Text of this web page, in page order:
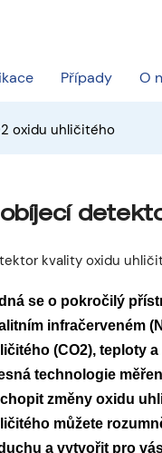
Případy O
oxidu uhličitého
kvality oxidu
se o pokročilý
infračerveném
(CO2), teploty
technologie
změny oxidu
můžete
a vytvořit pro